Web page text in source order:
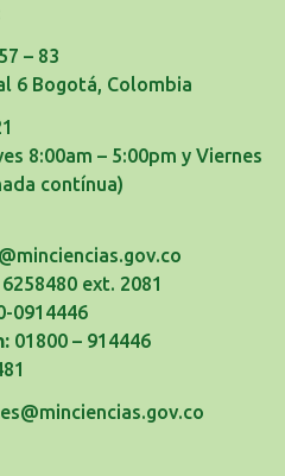
– 83
6 Bogotá, Colombia
8:00am – 5:00pm y Viernes
contínua)
ext. 2081
0914446
01800 – 914446